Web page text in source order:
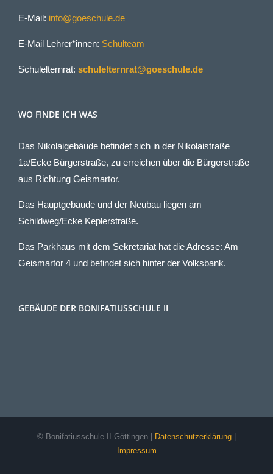
E-Mail: info@goeschule.de
E-Mail Lehrer*innen: Schulteam
Schulelternrat: schulelternrat@goeschule.de
WO FINDE ICH WAS
Das Nikolaigebäude befindet sich in der Nikolaistraße
1a/Ecke Bürgerstraße, zu erreichen über die Bürgerstraße
aus Richtung Geismartor.
Das Hauptgebäude und der Neubau liegen am
Schildweg/Ecke Keplerstraße.
Das Parkhaus mit dem Sekretariat hat die Adresse: Am
Geismartor 4 und befindet sich hinter der Volksbank.
GEBÄUDE DER BONIFATIUSSCHULE II
© Bonifatiusschule II Göttingen | Datenschutzerklärung
Impressum